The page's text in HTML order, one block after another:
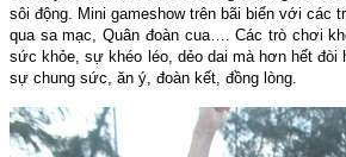
sôi động. Mini gameshow trên bãi biển với các
qua sa mạc, Quân đoàn cua…. Các trò chơi
sức khỏe, sự khéo léo, dẻo dai mà hơn hết đòi
sự chung sức, ăn ý, đoàn kết, đồng lòng.